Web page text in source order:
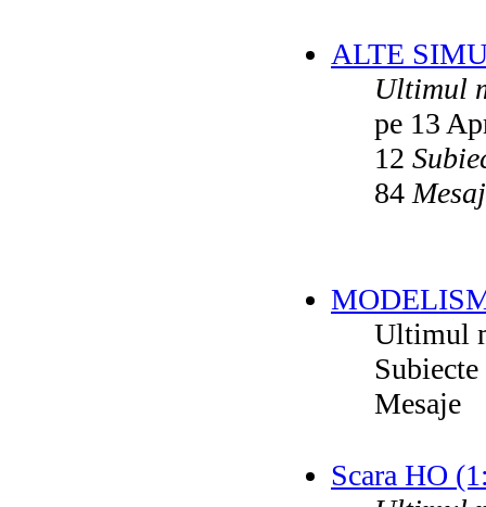
ALTE
Ultimul
pe 13
12
84
Ultimul
Subiecte
Mesaje
Scara HO